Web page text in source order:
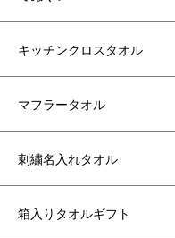
キッチンクロスタオル
マフラータオル
刺繍名入れタオル
箱入りタオルギフト